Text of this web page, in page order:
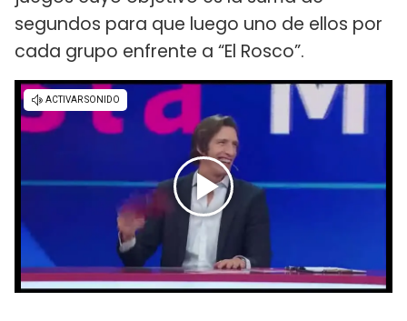
segundos para que luego uno de ellos por
cada grupo enfrente a “El Rosco”.